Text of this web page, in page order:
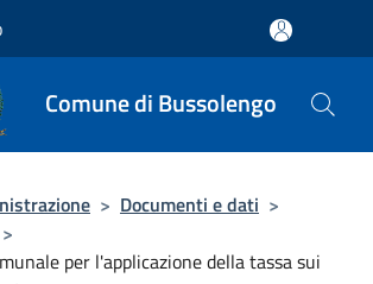
Comune di Bussolengo
> Documenti e dati >
>
per l'applicazione della tassa sui